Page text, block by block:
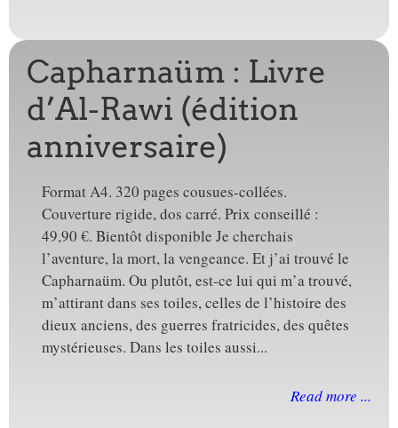
Capharnaüm : Livre
d’Al-Rawi (édition
anniversaire)
Format A4. 320 pages cousues-collées.
Couverture rigide, dos carré. Prix conseillé :
49,90 €. Bientôt disponible Je cherchais
l’aventure, la mort, la vengeance. Et j’ai trouvé le
Capharnaüm. Ou plutôt, est-ce lui qui m’a trouvé,
m’attirant dans ses toiles, celles de l’histoire des
dieux anciens, des guerres fratricides, des quêtes
mystérieuses. Dans les toiles aussi...
Read more ...